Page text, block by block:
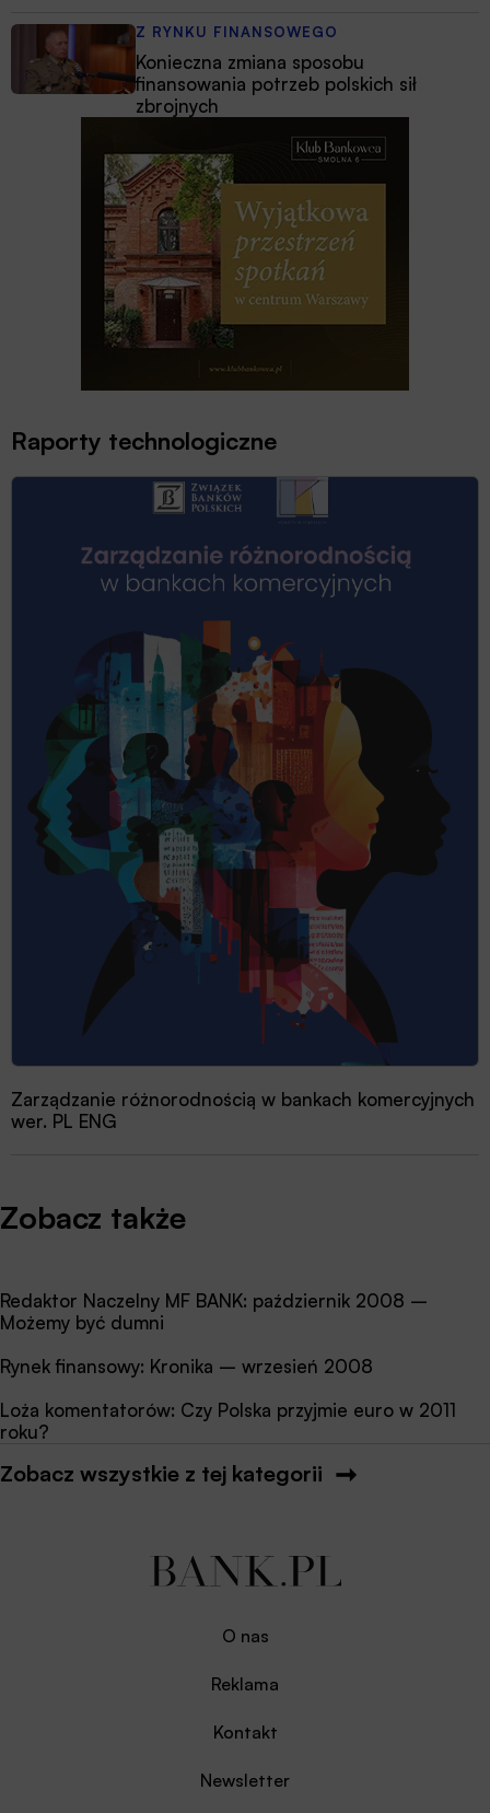
Z RYNKU FINANSOWEGO
Konieczna zmiana sposobu
finansowania potrzeb polskich sił
zbrojnych
Raporty technologiczne
Zarządzanie różnorodnością w bankach komercyjnych
wer. PL ENG
Zobacz także
Redaktor Naczelny MF BANK: październik 2008 –
Możemy być dumni
Rynek finansowy: Kronika – wrzesień 2008
Loża komentatorów: Czy Polska przyjmie euro w 2011
roku?
Zobacz wszystkie z tej kategorii
O nas
Reklama
Kontakt
Newsletter